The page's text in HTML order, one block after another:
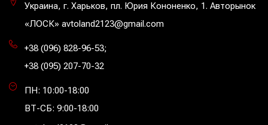
Украина, г. Харьков, пл. Юрия Кононенко, 1. Авторынок
«ЛОСК» avtoland2123@gmail.com
+38 (096) 828-96-53;
+38 (095) 207-70-32
ПН: 10:00-18:00
ВТ-СБ: 9:00-18:00